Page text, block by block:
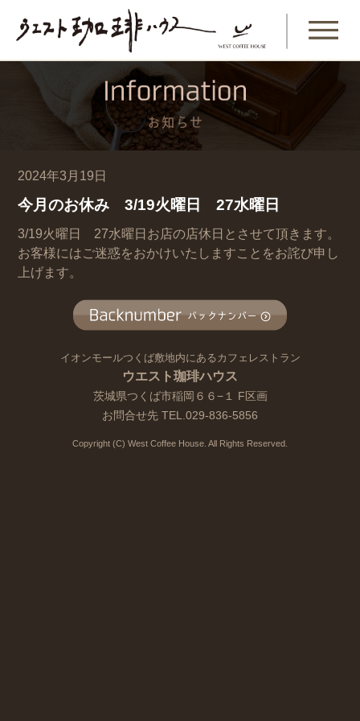
2024年3月19日
今月のお休み 3/19火曜日 27水曜日
3/19火曜日 27水曜日お店の店休日とさせて頂きます。
お客様にはご迷惑をおかけいたしますことをお詫び申し
上げます。
イオンモールつくば敷地内にあるカフェレストラン
ウエスト珈琲ハウス
茨城県つくば市稲岡６６−１ F区画
お問合せ先 TEL. 029-836-5856
Copyright (C) West Coffee House. All Rights Reserved.